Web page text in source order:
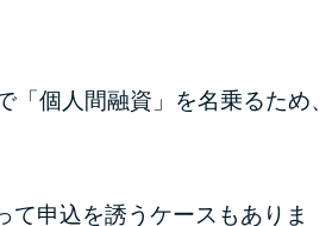
「個人間融資」を名乗るため、
て申込を誘うケースもありま